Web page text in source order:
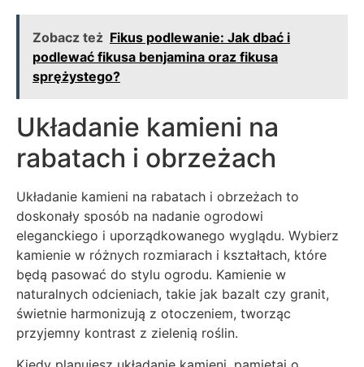
Zobacz też Fikus podlewanie: Jak dbać i
podlewać fikusa benjamina oraz fikusa
sprężystego?
Układanie kamieni na
rabatach i obrzeżach
Układanie kamieni na rabatach i obrzeżach to
doskonały sposób na nadanie ogrodowi
eleganckiego i uporządkowanego wyglądu. Wybierz
kamienie w różnych rozmiarach i kształtach, które
będą pasować do stylu ogrodu. Kamienie w
naturalnych odcieniach, takie jak bazalt czy granit,
świetnie harmonizują z otoczeniem, tworząc
przyjemny kontrast z zielenią roślin.